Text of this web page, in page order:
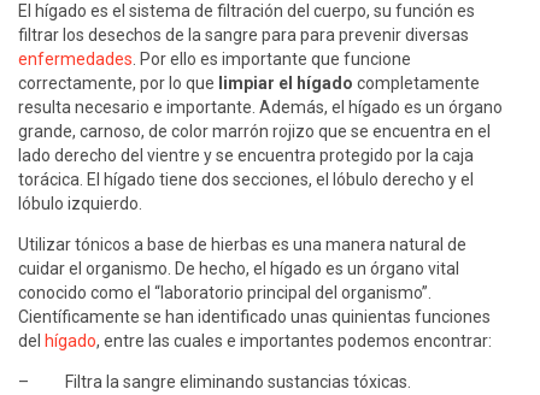
El hígado es el sistema de filtración del cuerpo, su función es
filtrar los desechos de la sangre para para prevenir diversas
enfermedades. Por ello es importante que funcione
correctamente, por lo que limpiar el hígado completamente
resulta necesario e importante. Además, el hígado es un órgano
grande, carnoso, de color marrón rojizo que se encuentra en el
lado derecho del vientre y se encuentra protegido por la caja
torácica. El hígado tiene dos secciones, el lóbulo derecho y el
lóbulo izquierdo.
Utilizar tónicos a base de hierbas es una manera natural de
cuidar el organismo. De hecho, el hígado es un órgano vital
conocido como el “laboratorio principal del organismo”.
Científicamente se han identificado unas quinientas funciones
del hígado, entre las cuales e importantes podemos encontrar:
– Filtra la sangre eliminando sustancias tóxicas.